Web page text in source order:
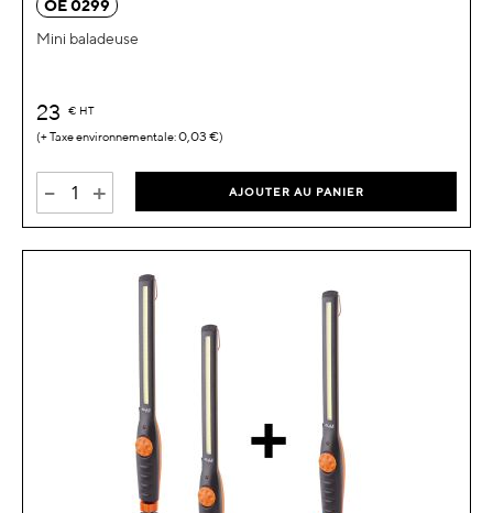
OE 0299
Mini baladeuse
23 € HT
0,03 €
- + AJOUTER AU PANIER